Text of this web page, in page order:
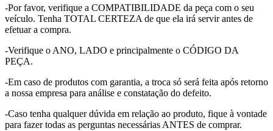
-Por favor, verifique a COMPATIBILIDADE da peça com o seu
veículo. Tenha TOTAL CERTEZA de que ela irá servir antes de
efetuar a compra.
-Verifique o ANO, LADO e principalmente o CÓDIGO DA
PEÇA.
-Em caso de produtos com garantia, a troca só será feita após retorno
a nossa empresa para análise e constatação do defeito.
-Caso tenha qualquer dúvida em relação ao produto, fique à vontade
para fazer todas as perguntas necessárias ANTES de comprar.